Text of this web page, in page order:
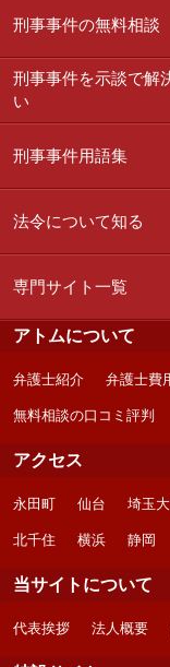
刑事事件の無料相談
刑事事件を示談で解
い
刑事事件用語集
法令について知る
専門サイト一覧
アトムについて
弁護士紹介 弁護士費
無料相談の口コミ評判
アクセス
永田町 仙台 埼玉
北千住 横浜 静岡
当サイトについて
代表挨拶 法人概要